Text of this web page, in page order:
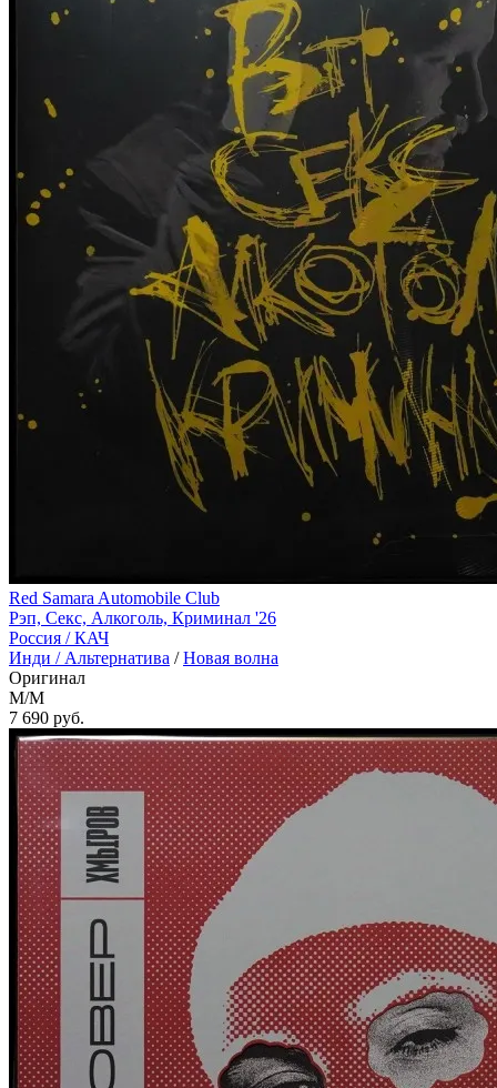
Red Samara Automobile Club
Рэп, Секс, Алкоголь, Криминал '26
Россия /КАЧ
Инди / Альтернатива /Новая волна
Оригинал
M/M
7 690 руб.